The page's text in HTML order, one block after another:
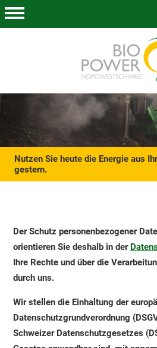
Nutzen Sie heute die Energie aus
gestern.
Der Schutz personenbezogener
orientieren Sie deshalb in der
Ihre Rechte und über die
durch uns.
Wir stellen die Einhaltung der
Datenschutzgrundverordnung
Schweizer Datenschutzgesetzes